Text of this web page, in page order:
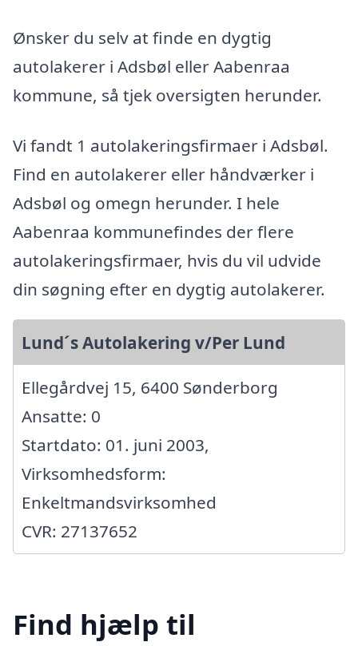
Ønsker du selv at finde en dygtig
autolakerer i Adsbøl eller Aabenraa
kommune, så tjek oversigten herunder.
Vi fandt 1 autolakeringsfirmaer i Adsbøl.
Find en autolakerer eller håndværker i
Adsbøl og omegn herunder. I hele
Aabenraa kommunefindes der flere
autolakeringsfirmaer, hvis du vil udvide
din søgning efter en dygtig autolakerer.
Lund´s Autolakering v/Per Lund
Ellegårdvej 15, 6400 Sønderborg
Ansatte: 0
Startdato: 01. juni 2003,
Virksomhedsform:
Enkeltmandsvirksomhed
CVR: 27137652
Find hjælp til